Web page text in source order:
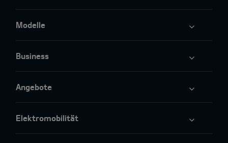
Modelle
Business
Angebote
Elektromobilität